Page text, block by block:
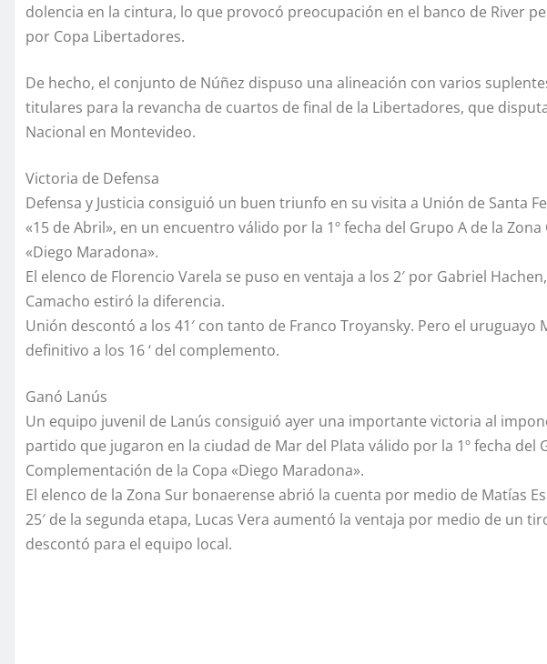
dolencia en la cintura, lo que provocó preocupación en el banco de River
por Copa Libertadores.
De hecho, el conjunto de Núñez dispuso una alineación con varios
titulares para la revancha de cuartos de final de la Libertadores, que
Nacional en Montevideo.
Victoria de Defensa
Defensa y Justicia consiguió un buen triunfo en su visita a Unión de Santa
«15 de Abril», en un encuentro válido por la 1º fecha del Grupo A de la
«Diego Maradona».
El elenco de Florencio Varela se puso en ventaja a los 2′ por Gabriel
Camacho estiró la diferencia.
Unión descontó a los 41′ con tanto de Franco Troyansky. Pero el uruguayo
definitivo a los 16 ‘ del complemento.
Ganó Lanús
Un equipo juvenil de Lanús consiguió ayer una importante victoria al
partido que jugaron en la ciudad de Mar del Plata válido por la 1º fecha del
Complementación de la Copa «Diego Maradona».
El elenco de la Zona Sur bonaerense abrió la cuenta por medio de Matías
25′ de la segunda etapa, Lucas Vera aumentó la ventaja por medio de un
descontó para el equipo local.